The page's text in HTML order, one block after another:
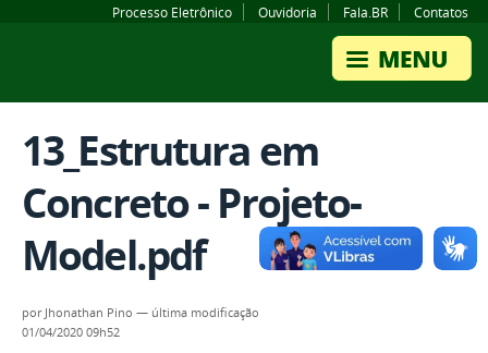
Processo Eletrônico
Ouvidoria Fala.BR Contatos
13_Estrutura em
Concreto - Projeto-
Model.pdf
por Jhonathan Pino — última modificação
01/04/2020 09h52